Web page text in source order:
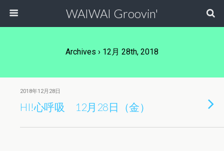
WAIWAI Groovin'
Archives › 12月 28th, 2018
2018年12月28日
HI!心呼吸 12月28日（金）